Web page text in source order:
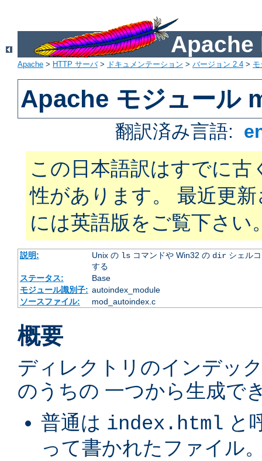
Apache
Apache > HTTP サーバ> ドキュメンテーション > バージョン 2.4 >
Apache モジュール
翻訳済み言語:
この日本語訳はすでに古
性があります。 最近更
には英語版をご覧下さい
説明: Unix の lsコマンドや Win32 の dirシェルコ
する
ステータス:
Base
モジュール識別子: autoindex_module
ソースファイル:
mod_autoindex.c
概要
ディレクトリのインデッ
のうちの 一つから生成で
普通は index.html と
って書かれたファイル